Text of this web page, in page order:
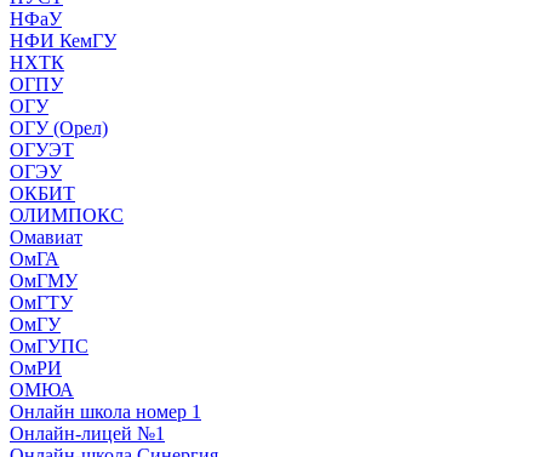
НФаУ
НФИ КемГУ
НХТК
ОГПУ
ОГУ
ОГУ (Орел)
ОГУЭТ
ОГЭУ
ОКБИТ
ОЛИМПОКС
Омавиат
ОмГА
ОмГМУ
ОмГТУ
ОмГУ
ОмГУПС
ОмРИ
ОМЮА
Онлайн школа номер 1
Онлайн-лицей №1